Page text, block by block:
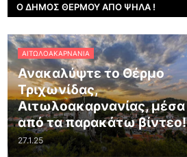
Ο ΔΉΜΟΣ ΘΈΡΜΟΥ ΑΠΌ ΨΗΛΆ !
ΑΙΤΩΛΟΑΚΑΡΝΑΝΊΑ
Ανακαλύψτε το Θέρμο
Τριχωνίδας,
Αιτωλοακαρνανίας, μέσα
από τα παρακάτω βίντεο!
27.1.25